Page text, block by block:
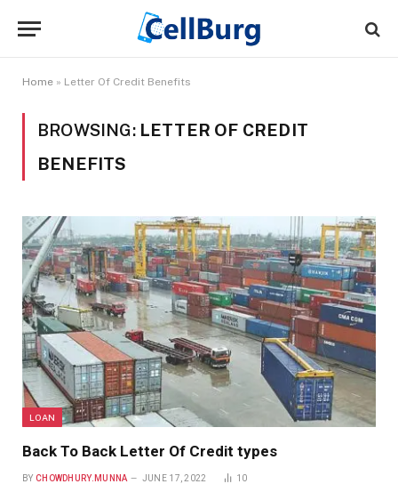
Home » Letter Of Credit Benefits
BROWSING: LETTER OF CREDIT
BENEFITS
LOAN
Back To Back Letter Of Credit types
BY CHOWDHURY.MUNNA JUNE 17, 2022 10